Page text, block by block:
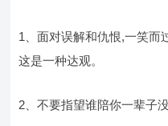
1、面对误解和仇恨,一笑而
这是一种达观。
2、不要指望谁陪你一辈子